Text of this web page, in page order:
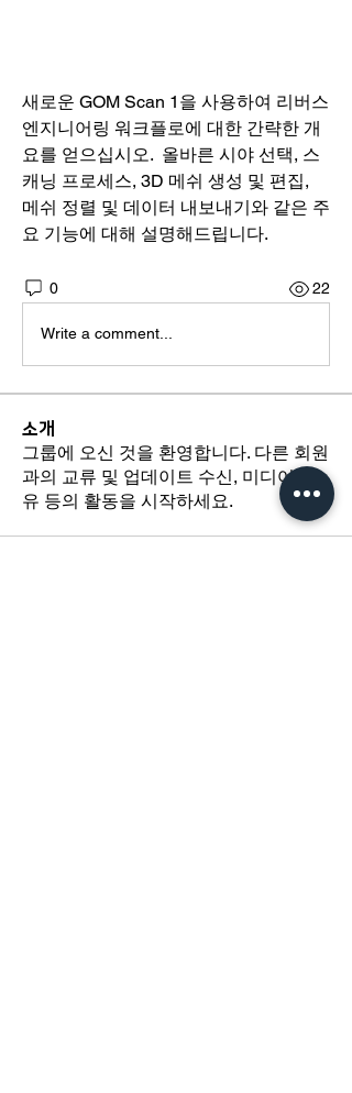
새로운 GOM Scan 1을 사용하여 리버스
엔지니어링 워크플로에 대한 간략한 개
요를 얻으십시오.  올바른 시야 선택, 스
캐닝 프로세스, 3D 메쉬 생성 및 편집,
메쉬 정렬 및 데이터 내보내기와 같은 주
요 기능에 대해 설명해드립니다.
0 22
Write a comment...
소개
그룹에 오신 것을 환영합니다. 다른 회원
과의 교류 및 업데이트 수신, 미디어 공
유 등의 활동을 시작하세요.